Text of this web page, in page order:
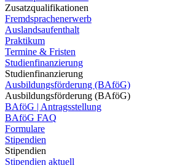
Zusatzqualifikationen
Fremdsprachenerwerb
Auslandsaufenthalt
Praktikum
Termine & Fristen
Studienfinanzierung
Studienfinanzierung
Ausbildungsförderung (BAföG)
Ausbildungsförderung (BAföG)
BAföG | Antragsstellung
BAföG FAQ
Formulare
Stipendien
Stipendien
Stipendien aktuell